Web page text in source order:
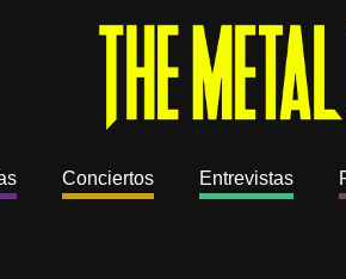
Conciertos Entrevistas